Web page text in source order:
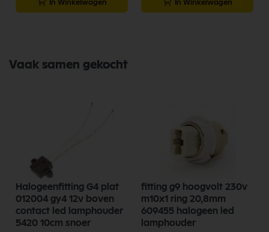
In Winkelwagen In Winkelwagen
Vaak samen gekocht
Halogeenfitting G4 plat
012004 gy4 12v boven
contact led lamphouder
5420 10cm snoer
fitting g9 hoogvolt 230v
m10x1 ring 20,8mm
609455 halogeen led
lamphouder